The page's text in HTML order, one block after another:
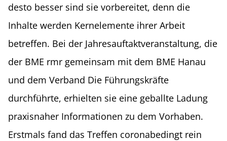
desto besser sind sie vorbereitet, denn die
Inhalte werden Kernelemente ihrer Arbeit
betreffen. Bei der Jahresauftaktveranstaltung, die
der BME rmr gemeinsam mit dem BME Hanau
und dem Verband Die Führungskräfte
durchführte, erhielten sie eine geballte Ladung
praxisnaher Informationen zu dem Vorhaben.
Erstmals fand das Treffen coronabedingt rein